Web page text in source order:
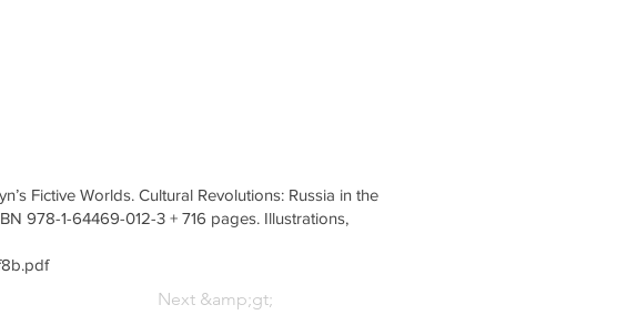
Fictive Worlds. Cultural Revolutions: Russia in the
978-1-64469-012-3 + 716 pages. Illustrations,
Next &amp;gt;